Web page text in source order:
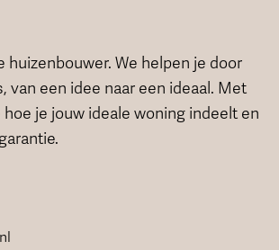
huizenbouwer. We helpen je door
van een idee naar een ideaal. Met
je jouw ideale woning indeelt en